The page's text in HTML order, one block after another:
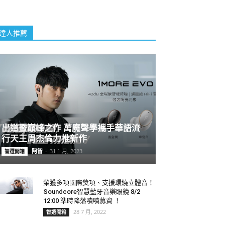
人推薦
出道暨巔峰之作 萬魔聲學攜手華語流
行天王周杰倫力推新作
智選開箱 阿智 - 31 1 月, 2023
榮獲多項國際獎項、支援環繞立體音！
Soundcore智慧藍牙音樂眼鏡 8/2
12:00 準時降落嘖嘖募資 ！
智選開箱 28 7 月, 2022